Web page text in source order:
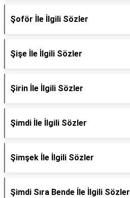
Şoför İle İlgili Sözler
Şişe İle İlgili Sözler
Şirin İle İlgili Sözler
Şimdi İle İlgili Sözler
Şimşek İle İlgili Sözler
Şimdi Sıra Bende İle İlgili Sözler